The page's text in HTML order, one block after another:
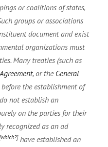
or coalitions of states,
groups or associations
document and exist
organizations must
Many treaties (such as
, or the General
before the establishment of
not establish an
on the parties for their
recognized as an ad
[which?]have established an